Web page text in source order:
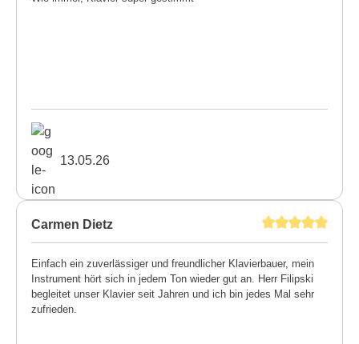
13.05.26
Carmen Dietz
Einfach ein zuverlässiger und freundlicher Klavierbauer, mein
Instrument hört sich in jedem Ton wieder gut an. Herr Filipski
begleitet unser Klavier seit Jahren und ich bin jedes Mal sehr
zufrieden.